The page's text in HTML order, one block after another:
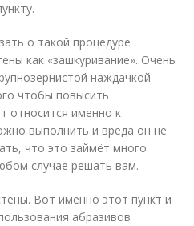
о такой процедуре
как «зашкуривание». Очень
наждачкой
чтобы повысить
относится именно к
выполнить и вреда он не
что это займёт много
случае решать вам.
Вот именно этот пункт и
абразивов